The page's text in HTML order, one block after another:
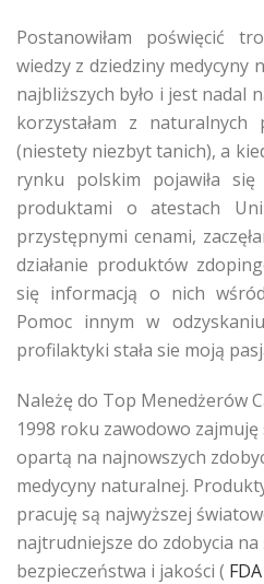
Postanowiłam poświęcić
wiedzy z dziedziny medycyny
najbliższych było i jest nadal
korzystałam z
(niestety niezbyt tanich), a
rynku polskim pojawiła
produktami o atestach
przystępnymi cenami,
działanie produktów
się informacją o nich
Pomoc innym w
profilaktyki stała sie moją
Należę do Top Menedżerów
1998 roku zawodowo
opartą na najnowszych
medycyny naturalnej.
pracuję są najwyższej
najtrudniejsze do zdobycia na
bezpieczeństwa i jakości ( FDA